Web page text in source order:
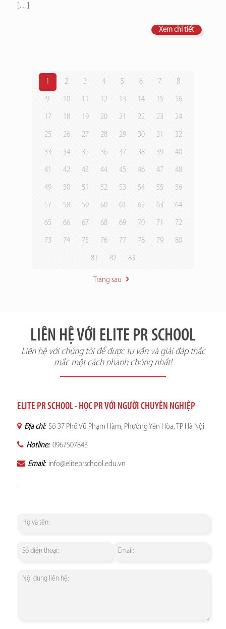
[…]
Xem chi tiết
1 2 3 4 5 6 7 8
9 10 11 12 13 14 15 16
17 18 19 20 21 22 23 24
25 26 27 28 29 30 31 32
33 34 35 36 37 38 39 40
41 42 43 44 45 46 47 48
49 50 51 52 53 54 55 56
57 58 59 60 61 62 63 64
65 66 67 68 69 70 71 72
73 74 75 76 77 78 79 80
81 82 83
Trang sau
LIÊN HỆ VỚI ELITE PR SCHOOL
Liên hệ với chúng tôi để được tư vấn và giải đáp thắc
mắc một cách nhanh chóng nhất!
ELITE PR SCHOOL - HỌC PR VỚI NGƯỜI CHUYÊN NGHIỆP
Địa chỉ: Số 37 Phố Vũ Phạm Hàm, Phường Yên Hòa, TP Hà Nội.
Hotline: 0967507843
Email: info@eliteprschool.edu.vn